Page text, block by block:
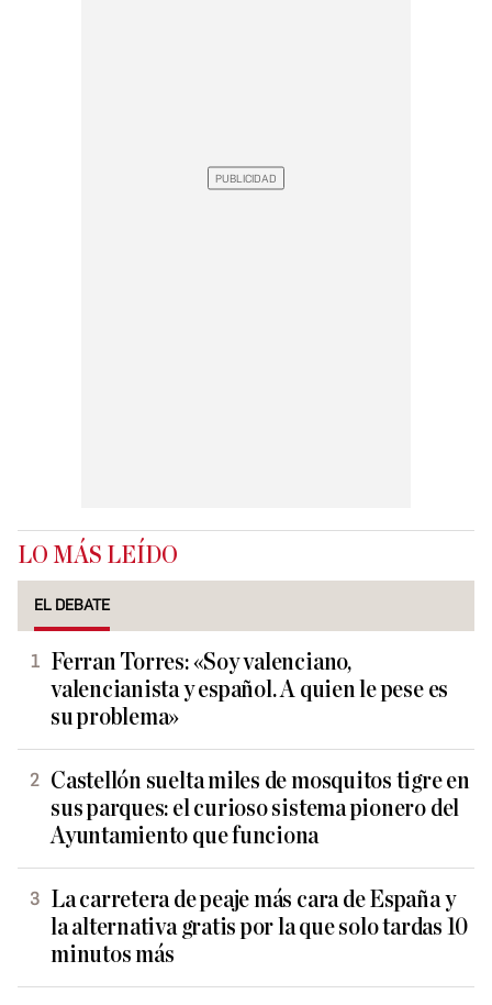
LO MÁS LEÍDO
EL DEBATE
Ferran Torres: «Soy valenciano,
valencianista y español. A quien le pese es
su problema»
Castellón suelta miles de mosquitos tigre en
sus parques: el curioso sistema pionero del
Ayuntamiento que funciona
La carretera de peaje más cara de España y
la alternativa gratis por la que solo tardas 10
minutos más